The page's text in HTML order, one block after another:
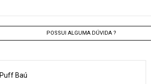
POSSUI ALGUMA DÚVIDA ?
Puff Baú